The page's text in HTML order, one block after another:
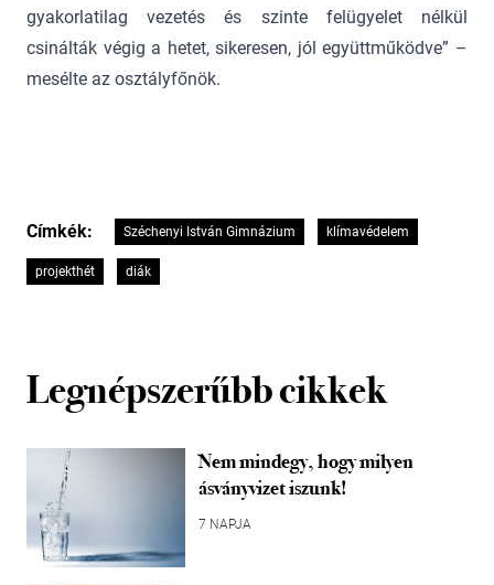
gyakorlatilag vezetés és szinte felügyelet nélkül
csinálták végig a hetet, sikeresen, jól együttműködve” –
mesélte az osztályfőnök.
Címkék: Széchenyi István Gimnázium klímavédelem
projekthét diák
Legnépszerűbb cikkek
Nem mindegy, hogy milyen
ásványvizet iszunk!
7 NAPJA